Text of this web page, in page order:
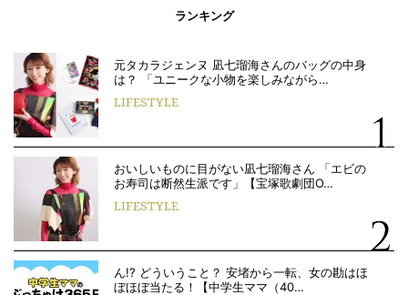
ランキング
元タカラジェンヌ 凪七瑠海さんのバッグの中身
は？ 「ユニークな小物を楽しみながら…
LIFESTYLE
おいしいものに目がない凪七瑠海さん 「エビの
お寿司は断然生派です」【宝塚歌劇団O…
LIFESTYLE
ん!? どういうこと？ 安堵から一転、女の勘はほ
ぼほぼ当たる！【中学生ママ（40…